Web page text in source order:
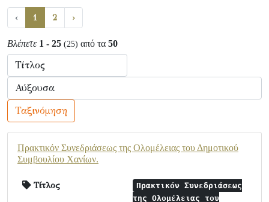
‹ 1 2 ›
Βλέπετε 1 - 25 (25) από τα 50
Ταξινόμηση
Πρακτικόν Συνεδριάσεως της Ολομέλειας του Δημοτικού
Συμβουλίου Χανίων.
Τίτλος
Πρακτικόν Συνεδριάσεως
της Ολομέλειας του